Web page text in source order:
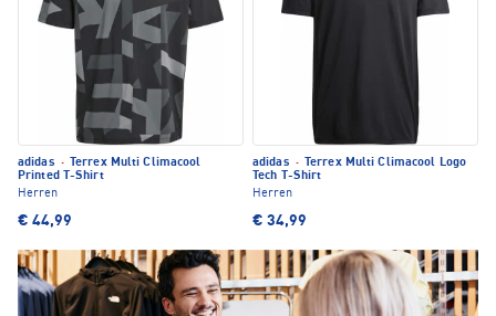
adidas ·
Terrex Multi Climacool
Printed T-Shirt
Herren
€ 44,99
adidas ·
Terrex Multi Climacool Logo
Tech T-Shirt
Herren
€ 34,99